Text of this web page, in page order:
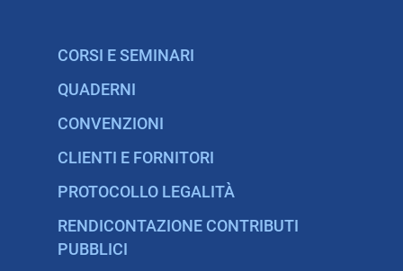
CORSI E SEMINARI
QUADERNI
CONVENZIONI
CLIENTI E FORNITORI
PROTOCOLLO LEGALITÀ
RENDICONTAZIONE CONTRIBUTI
PUBBLICI